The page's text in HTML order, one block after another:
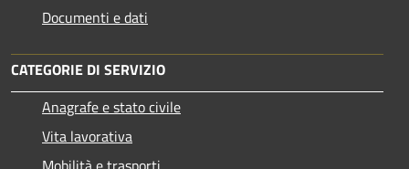
Documenti e dati
CATEGORIE DI SERVIZIO
Anagrafe e stato civile
Vita lavorativa